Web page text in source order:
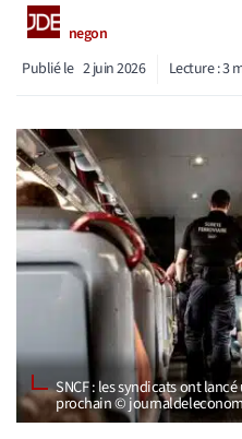
negon
Publié le 2 juin 2026 Lecture :3
SNCF : les syndicats ont
prochain ©